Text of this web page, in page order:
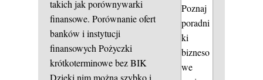
takich jak porównywarki
finansowe. Porównanie ofert
banków i instytucji
finansowych Pożyczki
krótkoterminowe bez BIK
Dzięki nim można szybko i
Poznaj
poradni
ki
bizneso
we